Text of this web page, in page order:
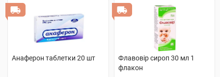
Анаферон таблетки 20 шт
Флавовір сироп 30 мл 1
флакон